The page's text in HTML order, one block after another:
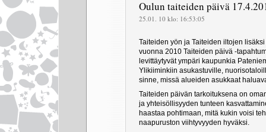
Oulun taiteiden päivä
25.01. 10 klo: 16:53:05
Taiteiden yön ja Taiteiden iltojen
vuonna 2010 Taiteiden päivä -
levittäytyvät ympäri kaupunkia
Ylikiiminkiin asukastuville,
sinne, missä alueiden asukkaat
Taiteiden päivän tarkoituksena on
ja yhteisöllisyyden tunteen
haastaa pohtimaan, mitä kukin voisi
naapuruston viihtyvyyden hyväksi.